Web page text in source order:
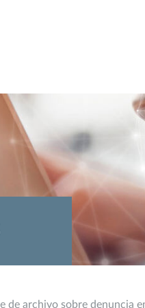
de archivo sobre denuncia